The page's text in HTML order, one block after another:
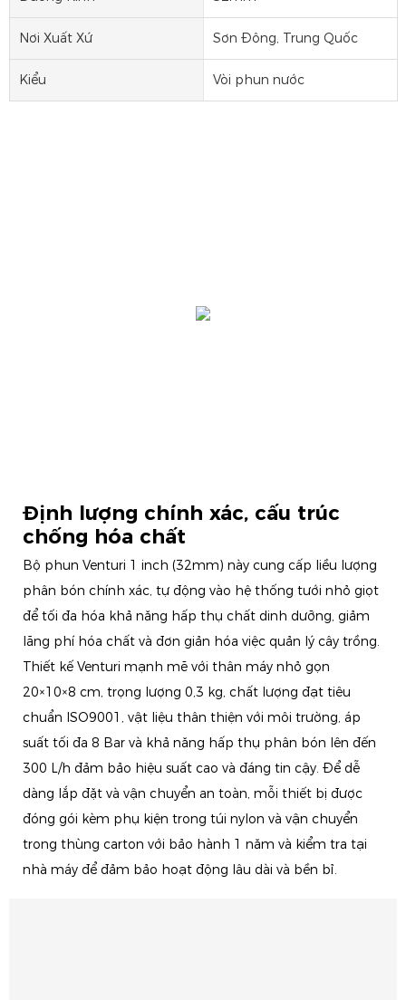
Nơi Xuất Xứ Sơn Đông, Trung Quốc
Kiểu Vòi phun nước
Định lượng chính xác, cấu trúc
chống hóa chất
Bộ phun Venturi 1 inch (32mm) này cung cấp liều lượng
phân bón chính xác, tự động vào hệ thống tưới nhỏ giọt
để tối đa hóa khả năng hấp thụ chất dinh dưỡng, giảm
lãng phí hóa chất và đơn giản hóa việc quản lý cây trồng.
Thiết kế Venturi mạnh mẽ với thân máy nhỏ gọn
20×10×8 cm, trọng lượng 0,3 kg, chất lượng đạt tiêu
chuẩn ISO9001, vật liệu thân thiện với môi trường, áp
suất tối đa 8 Bar và khả năng hấp thụ phân bón lên đến
300 L/h đảm bảo hiệu suất cao và đáng tin cậy. Để dễ
dàng lắp đặt và vận chuyển an toàn, mỗi thiết bị được
đóng gói kèm phụ kiện trong túi nylon và vận chuyển
trong thùng carton với bảo hành 1 năm và kiểm tra tại
nhà máy để đảm bảo hoạt động lâu dài và bền bỉ.